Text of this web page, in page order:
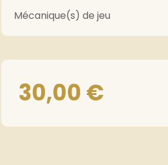
Mécanique(s) de jeu
30,00€